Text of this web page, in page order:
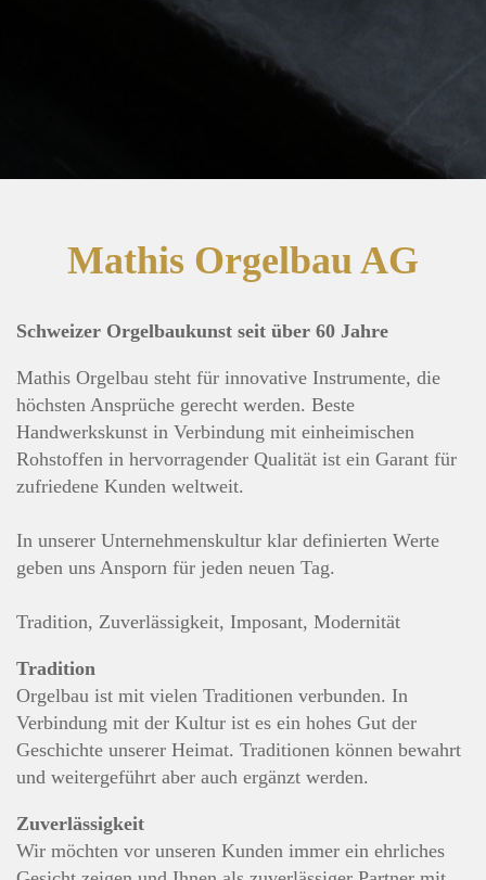
Mathis Orgelbau AG
Schweizer Orgelbaukunst seit über 60 Jahre
Mathis Orgelbau steht für innovative Instrumente, die
höchsten Ansprüche gerecht werden. Beste
Handwerkskunst in Verbindung mit einheimischen
Rohstoffen in hervorragender Qualität ist ein Garant für
zufriedene Kunden weltweit.
In unserer Unternehmenskultur klar definierten Werte
geben uns Ansporn für jeden neuen Tag.
Tradition, Zuverlässigkeit, Imposant, Modernität
Tradition
Orgelbau ist mit vielen Traditionen verbunden. In
Verbindung mit der Kultur ist es ein hohes Gut der
Geschichte unserer Heimat. Traditionen können bewahrt
und weitergeführt aber auch ergänzt werden.
Zuverlässigkeit
Wir möchten vor unseren Kunden immer ein ehrliches